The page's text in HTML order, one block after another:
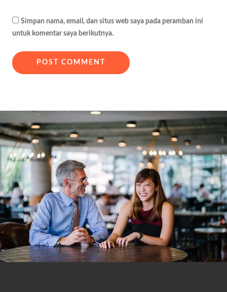
Simpan nama, email, dan situs web saya pada peramban ini
untuk komentar saya berikutnya.